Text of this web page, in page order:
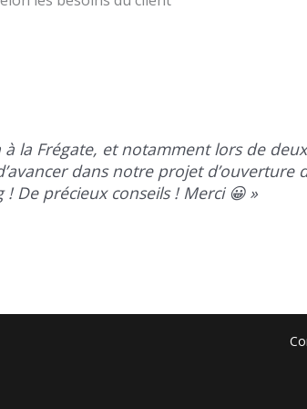
la Frégate, et notamment lors de
dans notre projet
De précieux conseils ! Merci 😀 »